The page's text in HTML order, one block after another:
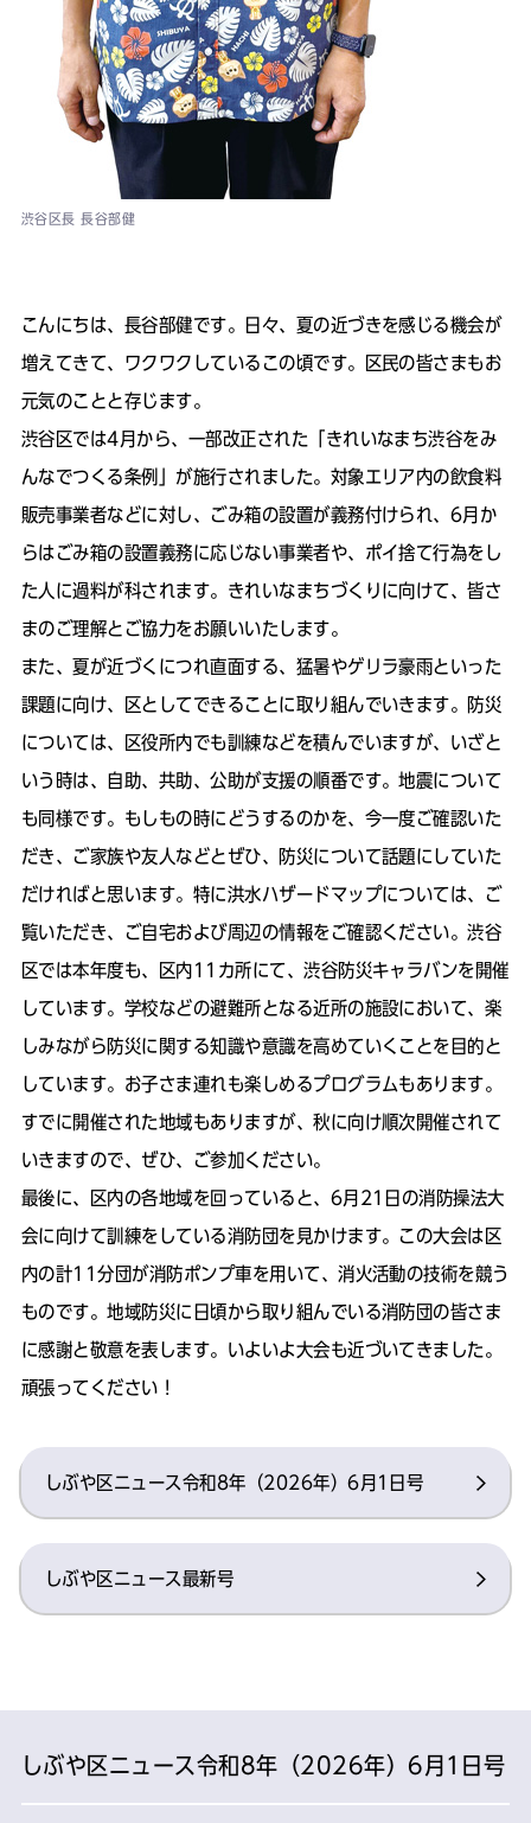
渋谷区長 長谷部健
こんにちは、長谷部健です。日々、夏の近づきを感じる機会が
増えてきて、ワクワクしているこの頃です。区民の皆さまもお
元気のことと存じます。
渋谷区では4月から、一部改正された「きれいなまち渋谷をみ
んなでつくる条例」が施行されました。対象エリア内の飲食料
販売事業者などに対し、ごみ箱の設置が義務付けられ、6月か
らはごみ箱の設置義務に応じない事業者や、ポイ捨て行為をし
た人に過料が科されます。きれいなまちづくりに向けて、皆さ
まのご理解とご協力をお願いいたします。
また、夏が近づくにつれ直面する、猛暑やゲリラ豪雨といった
課題に向け、区としてできることに取り組んでいきます。防災
については、区役所内でも訓練などを積んでいますが、いざと
いう時は、自助、共助、公助が支援の順番です。地震について
も同様です。もしもの時にどうするのかを、今一度ご確認いた
だき、ご家族や友人などとぜひ、防災について話題にしていた
だければと思います。特に洪水ハザードマップについては、ご
覧いただき、ご自宅および周辺の情報をご確認ください。渋谷
区では本年度も、区内11カ所にて、渋谷防災キャラバンを開催
しています。学校などの避難所となる近所の施設において、楽
しみながら防災に関する知識や意識を高めていくことを目的と
しています。お子さま連れも楽しめるプログラムもあります。
すでに開催された地域もありますが、秋に向け順次開催されて
いきますので、ぜひ、ご参加ください。
最後に、区内の各地域を回っていると、6月21日の消防操法大
会に向けて訓練をしている消防団を見かけます。この大会は区
内の計11分団が消防ポンプ車を用いて、消火活動の技術を競う
ものです。地域防災に日頃から取り組んでいる消防団の皆さま
に感謝と敬意を表します。いよいよ大会も近づいてきました。
頑張ってください！
しぶや区ニュース令和8年（2026年）6月1日号
しぶや区ニュース最新号
しぶや区ニュース令和8年（2026年）6月1日号